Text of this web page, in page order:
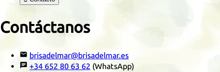
Contáctanos
 brisadelmar@brisadelmar.es
 +34 652 80 63 62 (WhatsApp)